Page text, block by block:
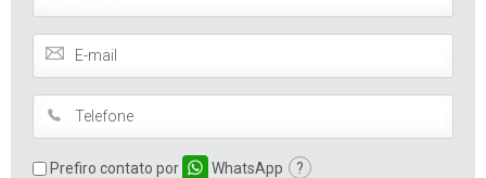
Prefiro contato por WhatsApp ?